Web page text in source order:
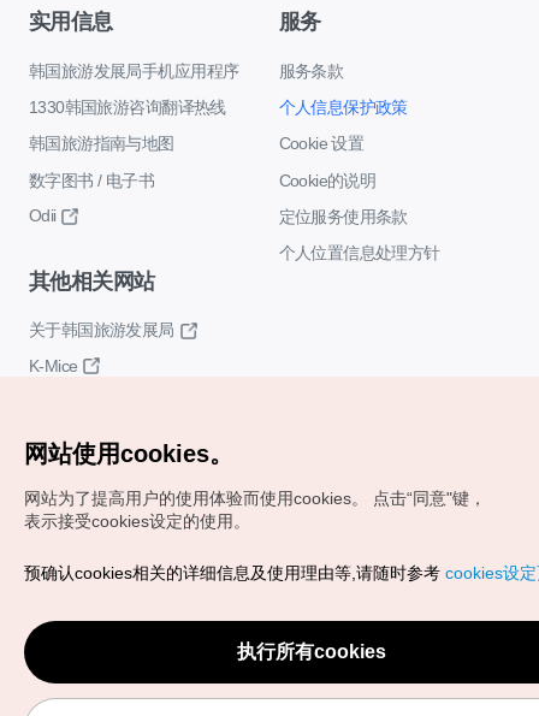
实用信息
韩国旅游发展局手机应用程序
1330韩国旅游咨询翻译热线
韩国旅游指南与地图
数字图书 / 电子书
Odii
服务
服务条款
个人信息保护政策
Cookie 设置
Cookie的说明
定位服务使用条款
个人位置信息处理方针
其他相关网站
关于韩国旅游发展局
K-Mice
Copyrights (c) 韩国旅游发展局版权所有
VISITKOREA官方邮箱
chnsim@knto.or.kr
网站使用cookies。
网站为了提高用户的使用体验而使用cookies。
点击“同意"键，
表示接受cookies设定的使用。
预确认cookies相关的详细信息及使用理由等,请随时参考 cookies设
执行所有cookies